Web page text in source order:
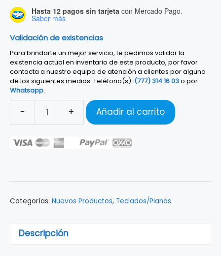
Hasta 12 pagos sin tarjeta con Mercado Pago.
Saber más
Validación de existencias
Para brindarte un mejor servicio, te pedimos validar la
existencia actual en inventario de este producto, por favor
contacta a nuestro equipo de atención a clientes por alguno
de los siguientes medios: Teléfono(s): (777) 314 16 03o por
Whatsapp.
-
TECLADO
DE
ROLAND
RD
+ Añadir al carrito
Categorías: Nuevos Productos, Teclados/Pianos
Descripción